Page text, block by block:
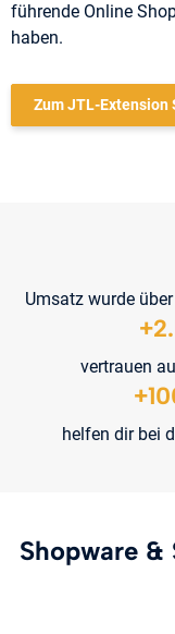
führende Online
haben.
Zum JTL-Extension
Umsatz wurde
vertrauen
helfen dir bei
Shopware